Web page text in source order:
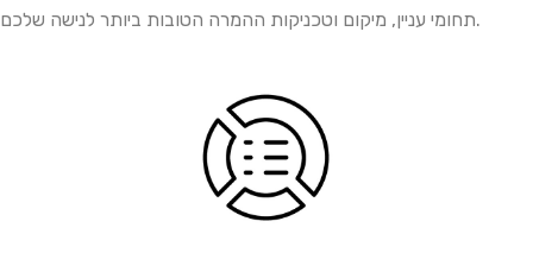
תחומי עניין, מיקום וטכניקות ההמרה הטובות ביותר לנישה שלכם .